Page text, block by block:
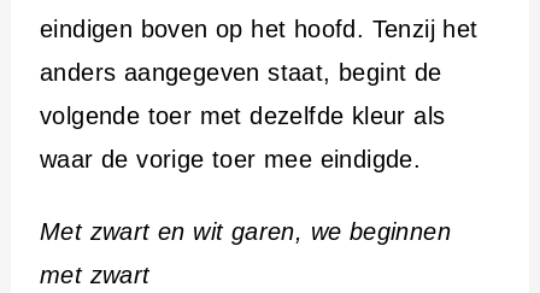
eindigen boven op het hoofd. Tenzij het
anders aangegeven staat, begint de
volgende toer met dezelfde kleur als
waar de vorige toer mee eindigde.
Met zwart en wit garen, we beginnen
met zwart